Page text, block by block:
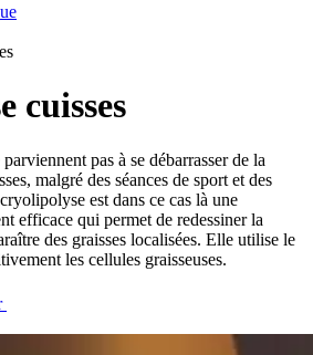
cuisses
pas à se débarrasser de la
malgré des séances de sport et des
est dans ce cas là une
efficace qui permet de redessiner la
des graisses localisées. Elle utilise le
les cellules graisseuses.